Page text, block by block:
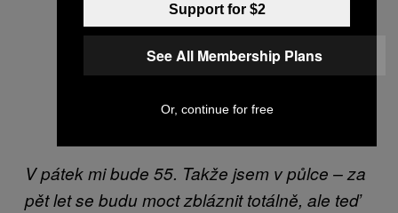
V pátek mi bude 55. Takže jsem v půlce – za
pět let se budu moct zbláznit totálně, ale teď
Support for $2
See All Membership Plans
Or, continue for free